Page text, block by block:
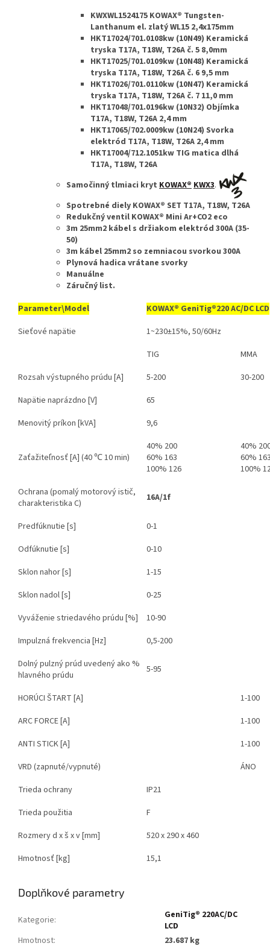
KWXWL1524175 KOWAX® Tungsten-
Lanthanum el. zlatý WL15 2,4x175mm
HKT17024/701.0108kw (10N49) Keramická
tryska T17A, T18W, T26A č. 5 8,0mm
HKT17025/701.0109kw (10N48) Keramická
tryska T17A, T18W, T26A č. 6 9,5 mm
HKT17026/701.0110kw (10N47) Keramická
tryska T17A, T18W, T26A č. 7 11,0 mm
HKT17048/701.0196kw (10N32) Objímka
T17A, T18W, T26A 2,4 mm
HKT17065/702.0009kw (10N24) Svorka
elektród T17A, T18W, T26A 2,4 mm
HKT17004/712.1051kw TIG matica dlhá
T17A, T18W, T26A
Samočinný tlmiaci kryt KOWAX® KWX3.
Spotrebné diely KOWAX® SET T17A, T18W, T26A
Redukčný ventil KOWAX® Mini Ar+CO2 eco
3m 25mm2 kábel s držiakom elektród 300A (35-
50)
3m kábel 25mm2 so zemniacou svorkou 300A
Plynová hadica vrátane svorky
Manuálne
Záručný list.
Parameter\Model
KOWAX® GeniTig®220 AC/DC LCD
Sieťové napätie
1~230±15%, 50/60Hz
TIG
MMA
Rozsah výstupného prúdu [A]
5-200
30-200
Napätie naprázdno [V]
65
Menovitý príkon [kVA]
9,6
Zaťažiteľnosť [A] (40 ℃ 10 min)
40% 200
60% 163
100% 126
40%
60%
100%
Ochrana (pomalý motorový istič,
charakteristika C)
16A/1f
Predfúknutie [s]
0-1
Odfúknutie [s]
0-10
Sklon nahor [s]
1-15
Sklon nadol [s]
0-25
Vyváženie striedavého prúdu [%]
10-90
Impulzná frekvencia [Hz]
0,5-200
Dolný pulzný prúd uvedený ako %
hlavného prúdu
5-95
HORÚCI ŠTART [A]
1-100
ARC FORCE [A]
1-100
ANTI STICK [A]
1-100
VRD (zapnuté/vypnuté)
ÁNO
Trieda ochrany
IP21
Trieda použitia
F
Rozmery d x š x v [mm]
520 x 290 x 460
Hmotnosť [kg]
15,1
Doplňkové parametry
Kategorie:
GeniTig® 220AC/DC
LCD
Hmotnost:
23.687 kg